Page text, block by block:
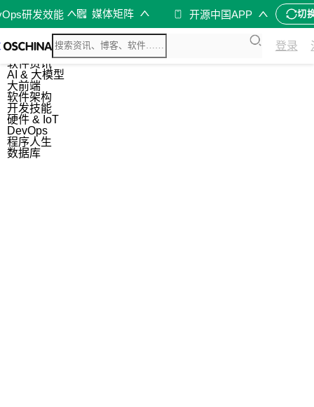
研发效能 媒体矩阵 开源中国APP 切
登录
综合
开源资讯
软件资讯
AI & 大模型
大前端
软件架构
开发技能
硬件 & IoT
DevOps
程序人生
数据库